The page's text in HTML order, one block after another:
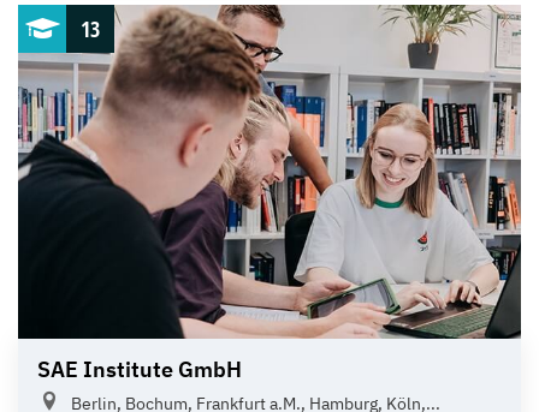
13
SAE Institute GmbH
Berlin, Bochum, Frankfurt a.M., Hamburg, Köln,...